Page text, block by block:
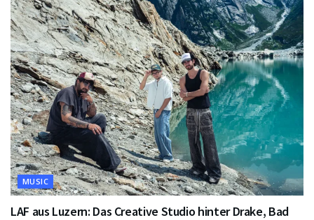
MUSIC
LAF aus Luzern: Das Creative Studio hinter Drake, Bad